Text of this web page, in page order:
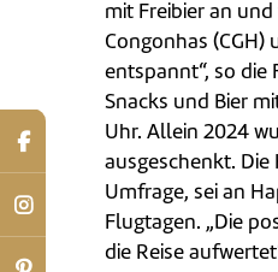
mit Freibier an
Congonhas (CGH)
entspannt“, so die
Snacks und Bier
Uhr. Allein 2024
ausgeschenkt.
Umfrage, sei an
Flugtagen. „Die
die Reise